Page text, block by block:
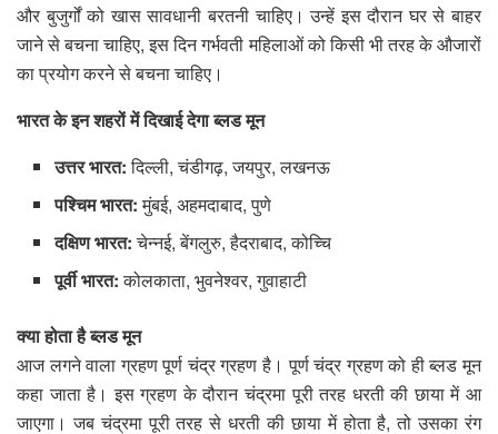
और बुजुर्गों को खास सावधानी बरतनी चाहिए‌। उन्हें इस दौरान घर से बाहर
जाने से बचना चाहिए, इस दिन गर्भवती महिलाओं को किसी भी तरह के औजारों
का प्रयोग करने से बचना चाहिए।
भारत के इन शहरों में दिखाई देगा ब्लड मून
उत्तर भारत:दिल्ली, चंडीगढ़, जयपुर, लखनऊ
पश्चिम भारत:मुंबई, अहमदाबाद, पुणे
दक्षिण भारत:चेन्नई, बेंगलुरु, हैदराबाद, कोच्चि
पूर्वी भारत:कोलकाता, भुवनेश्वर, गुवाहाटी
क्या होता है ब्लड मून
आज लगने वाला ग्रहण पूर्ण चंद्र ग्रहण है। पूर्ण चंद्र ग्रहण को ही ब्लड मून
कहा जाता है। इस ग्रहण के दौरान चंद्रमा पूरी तरह धरती की छाया में आ
जाएगा। जब चंद्रमा पूरी तरह से धरती की छाया में होता है, तो उसका रंग